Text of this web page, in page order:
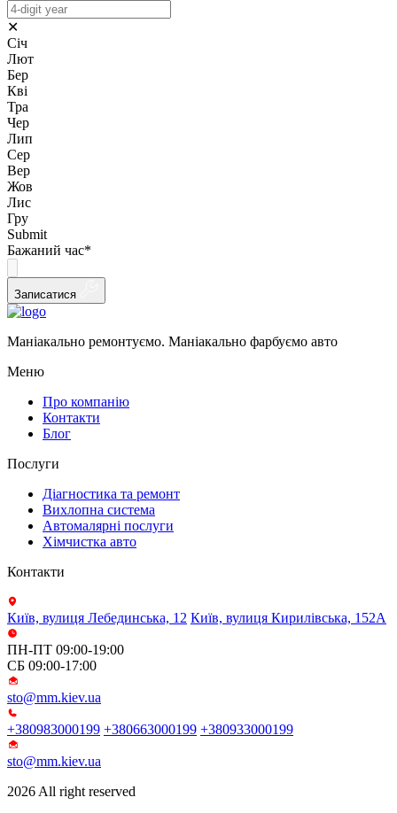
✕
Січ
Лют
Бер
Кві
Тра
Чер
Лип
Сер
Вер
Жов
Лис
Гру
Submit
Бажаний час*
Записатися
Маніакально ремонтуємо. Маніакально фарбуємо авто
Меню
Про компанію
Контакти
Блог
Послуги
Діагностика та ремонт
Вихлопна система
Автомалярні послуги
Хімчистка авто
Контакти
Київ, вулиця Лебединська, 12 Київ, вулиця Кирилівська, 152А
ПН-ПТ 09:00-19:00
СБ 09:00-17:00
sto@mm.kiev.ua
+380983000199 +380663000199 +380933000199
sto@mm.kiev.ua
2026 All right reserved